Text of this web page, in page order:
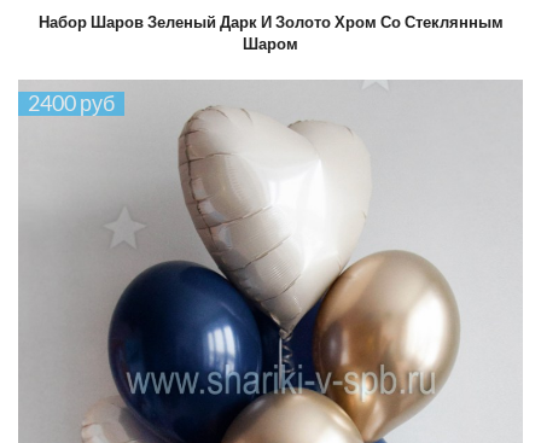
Набор Шаров Зеленый Дарк И Золото Хром Со Стеклянным
Шаром
2400 руб